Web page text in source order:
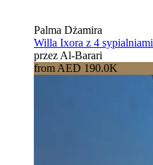
Palma Dżamira
Willa Ixora z 4 sypialniami
przez Al-Barari
from AED 190.0K